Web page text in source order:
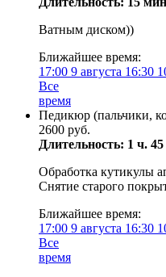
Ватным диском))
Ближайшее время:
17:00 9 августа 16:30
Все
время
Педикюр (пальчики,
2600 руб.
Длительность: 1 ч.
Обработка кутикулы
Снятие старого
Ближайшее время:
17:00 9 августа 16:30
Все
время